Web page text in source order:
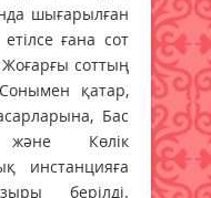
шығарылған
ғана сот
Жоғарғы соттың
қатар,
Бас
және Көлік
инстанцияға
берілді.